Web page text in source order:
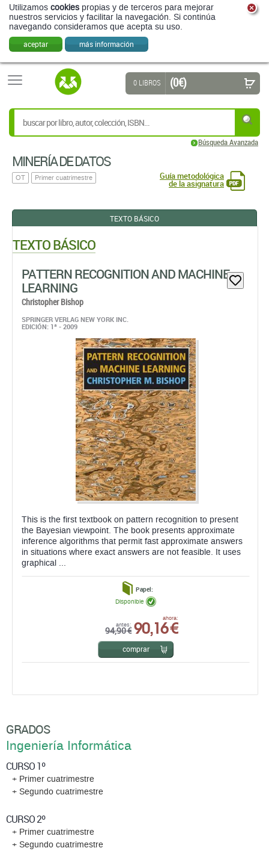
Utilizamos cookies propias y de terceros para mejorar
nuestros servicios y facilitar la navegación. Si continúa
navegando consideramos que acepta su uso.
aceptar más información
Búsqueda Avanzada
0 LIBROS (0 €)
MINERÍA DE DATOS
OT Primer cuatrimestre Guía metodológica
de la asignatura
TEXTO BÁSICO
TEXTO BÁSICO
PATTERN RECOGNITION AND MACHINE
LEARNING
Christopher Bishop
SPRINGER VERLAG NEW YORK INC.
EDICIÓN: 1ª - 2009
This is the first textbook on pattern recognition to present
the Bayesian viewpoint. The book presents approximate
inference algorithms that permit fast approximate answers
in situations where exact answers are not feasible. It uses
graphical ...
Papel:
antes:
94,90 €
ahora:
90,16 €
Disponible
comprar
GRADOS
Ingeniería Informática
CURSO 1º
+ Primer cuatrimestre
+ Segundo cuatrimestre
CURSO 2º
+ Primer cuatrimestre
+ Segundo cuatrimestre